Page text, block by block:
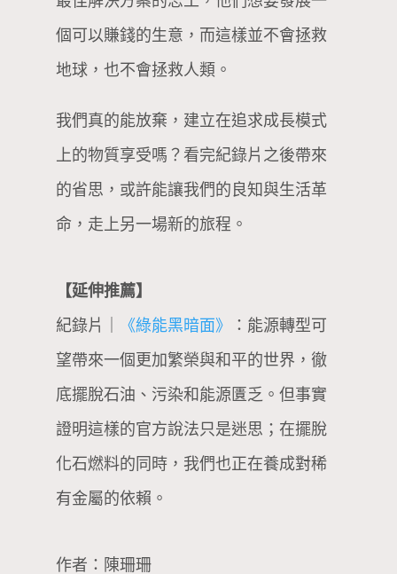
個可以賺錢的生意，而這樣並不會拯救
地球，也不會拯救人類。
我們真的能放棄，建立在追求成長模式
上的物質享受嗎？看完紀錄片之後帶來
的省思，或許能讓我們的良知與生活革
命，走上另一場新的旅程。
【延伸推薦】
紀錄片｜
《綠能黑暗面》
：能源轉型可
望帶來一個更加繁榮與和平的世界，徹
底擺脫石油、污染和能源匱乏。但事實
證明這樣的官方說法只是迷思；在擺脫
化石燃料的同時，我們也正在養成對稀
有金屬的依賴。
作者：陳珊珊